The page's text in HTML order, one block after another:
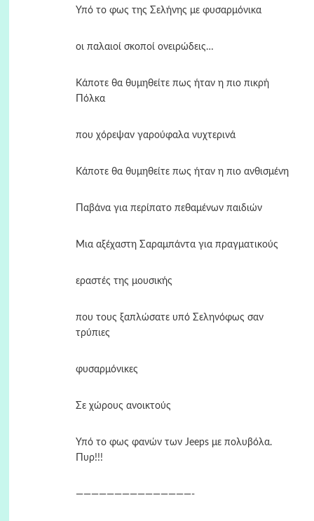
Υπό το φως της Σελήνης με φυσαρμόνικα
οι παλαιοί σκοποί ονειρώδεις…
Κάποτε θα θυμηθείτε πως ήταν η πιο πικρή
Πόλκα
που χόρεψαν γαρούφαλα νυχτερινά
Κάποτε θα θυμηθείτε πως ήταν η πιο ανθισμένη
Παβάνα για περίπατο πεθαμένων παιδιών
Μια αξέχαστη Σαραμπάντα για πραγματικούς
εραστές της μουσικής
που τους ξαπλώσατε υπό Σεληνόφως σαν
τρύπιες
φυσαρμόνικες
Σε χώρους ανοικτούς
Υπό το φως φανών των Jeeps με πολυβόλα.
Πυρ!!!
———————————————-